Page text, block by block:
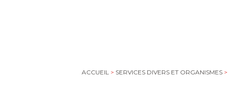
ACCUEIL > SERVICES DIVERS ET ORGANISMES >